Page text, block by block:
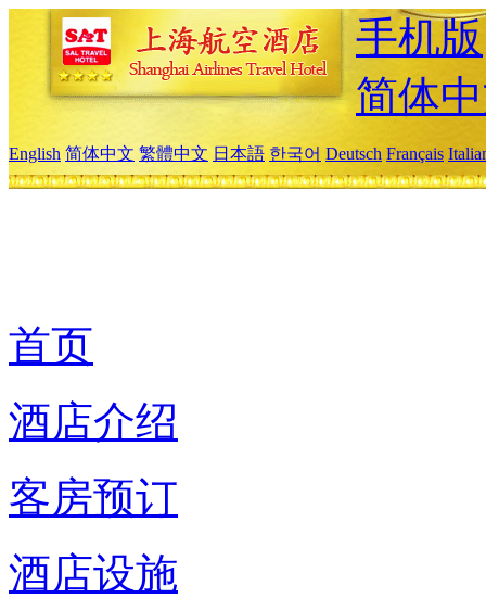
手机版
简体
English 简体中文 繁體中文 日本語 한국어 Deutsch Français
首页
酒店介绍
客房预订
酒店设施